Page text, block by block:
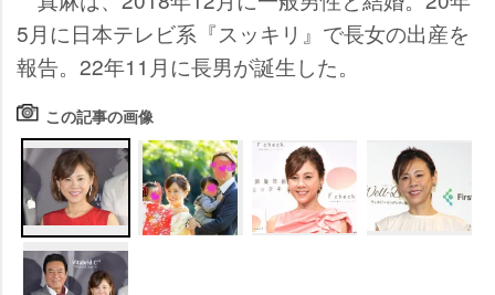
5月に日本テレビ系『スッキリ』で長女の出産を
報告。22年11月に長男が誕生した。
この記事の画像